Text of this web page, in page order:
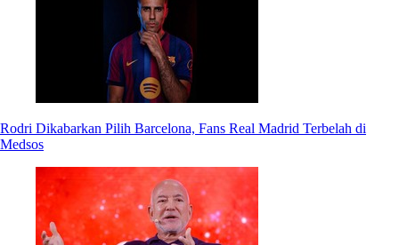
Rodri Dikabarkan Pilih Barcelona, Fans Real Madrid Terbelah di
Medsos